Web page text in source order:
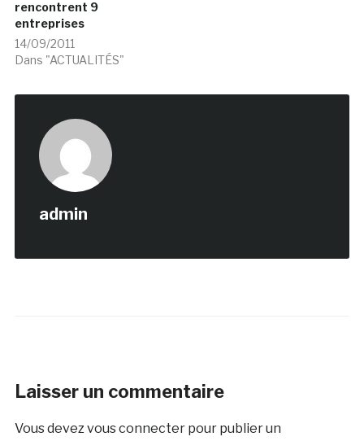
rencontrent 9
entreprises
14/09/2011
Dans "ACTUALITÉS"
admin
Laisser un commentaire
Vous devez vous connecterpour publier un